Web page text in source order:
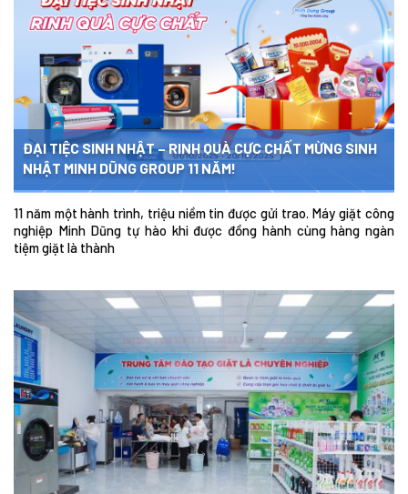
ĐẠI TIỆC SINH NHẬT – RINH QUÀ CỰC CHẤT MỪNG SINH
NHẬT MINH DŨNG GROUP 11 NĂM!
11 năm một hành trình, triệu niềm tin được gửi trao. Máy giặt công
nghiệp Minh Dũng tự hào khi được đồng hành cùng hàng ngàn
tiệm giặt là thành